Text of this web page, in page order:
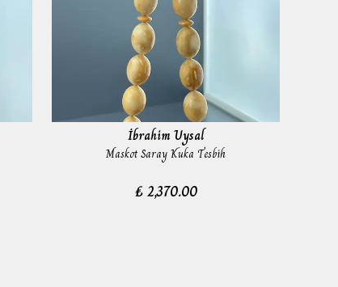
İbrahim Uysal
Maskot Saray Kuka Tesbih
₺ 2,370.00